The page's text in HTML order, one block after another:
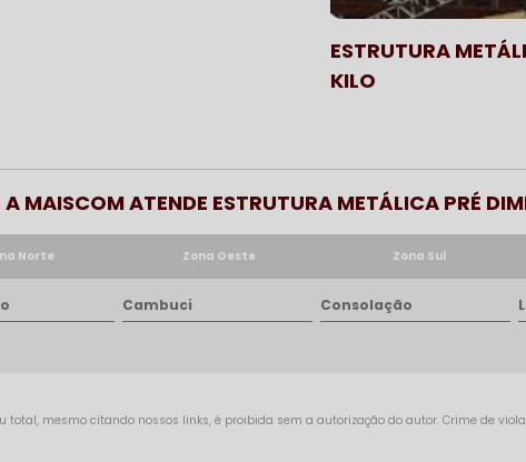
ESTRUTURA
KILO
MAISCOM ATENDE ESTRUTURA METÁLICA PRÉ
Norte Zona Oeste Zona Sul
Cambuci Consolação
mesmo citando nossos links, é proibida sem a autorização do autor. Crime de